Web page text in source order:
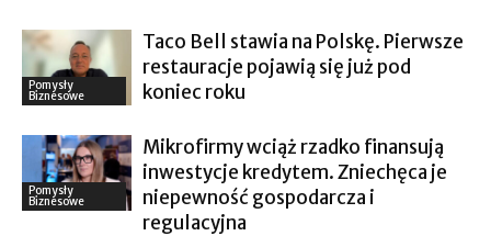
Pomysły
Biznesowe
Taco Bell stawia na Polskę. Pierwsze
restauracje pojawią się już pod
koniec roku
Pomysły
Biznesowe
Mikrofirmy wciąż rzadko finansują
inwestycje kredytem. Zniechęca je
niepewność gospodarcza i
regulacyjna